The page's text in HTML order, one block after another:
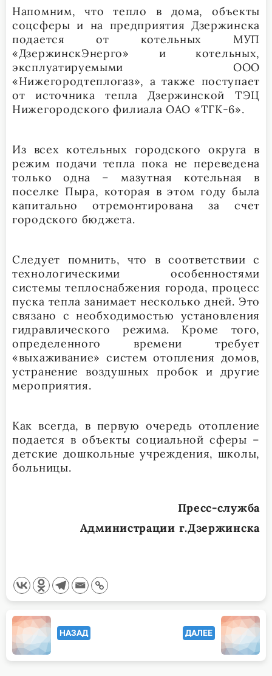
Напомним, что тепло в дома, объекты
соцсферы и на предприятия Дзержинска
подается от котельных МУП
«ДзержинскЭнерго» и котельных,
эксплуатируемыми ООО
«Нижегородтеплогаз», а также поступает
от источника тепла Дзержинской ТЭЦ
Нижегородского филиала ОАО «ТГК-6».
Из всех котельных городского округа в
режим подачи тепла пока не переведена
только одна – мазутная котельная в
поселке Пыра, которая в этом году была
капитально отремонтирована за счет
городского бюджета.
Следует помнить, что в соответствии с
технологическими особенностями
системы теплоснабжения города, процесс
пуска тепла занимает несколько дней. Это
связано с необходимостью установления
гидравлического режима. Кроме того,
определенного времени требует
«выхаживание» систем отопления домов,
устранение воздушных пробок и другие
мероприятия.
Как всегда, в первую очередь отопление
подается в объекты социальной сферы –
детские дошкольные учреждения, школы,
больницы.
Пресс-служба
Администрации г.Дзержинска
<span
class="nav-
subtitle
НАЗАД ДАЛЕЕ